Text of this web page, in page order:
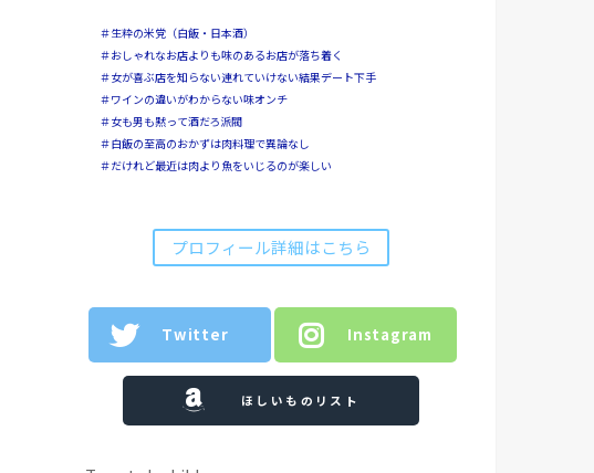
＃生粋の米党（白飯・日本酒）
＃おしゃれなお店よりも味のあるお店が落ち着く
＃女が喜ぶ店を知らない連れていけない結果デート下手
＃ワインの違いがわからない味オンチ
＃女も男も黙って酒だろ派閥
＃白飯の至高のおかずは肉料理で異論なし
＃だけれど最近は肉より魚をいじるのが楽しい
プロフィール詳細はこちら
Twitter Instagram
ほしいものリスト